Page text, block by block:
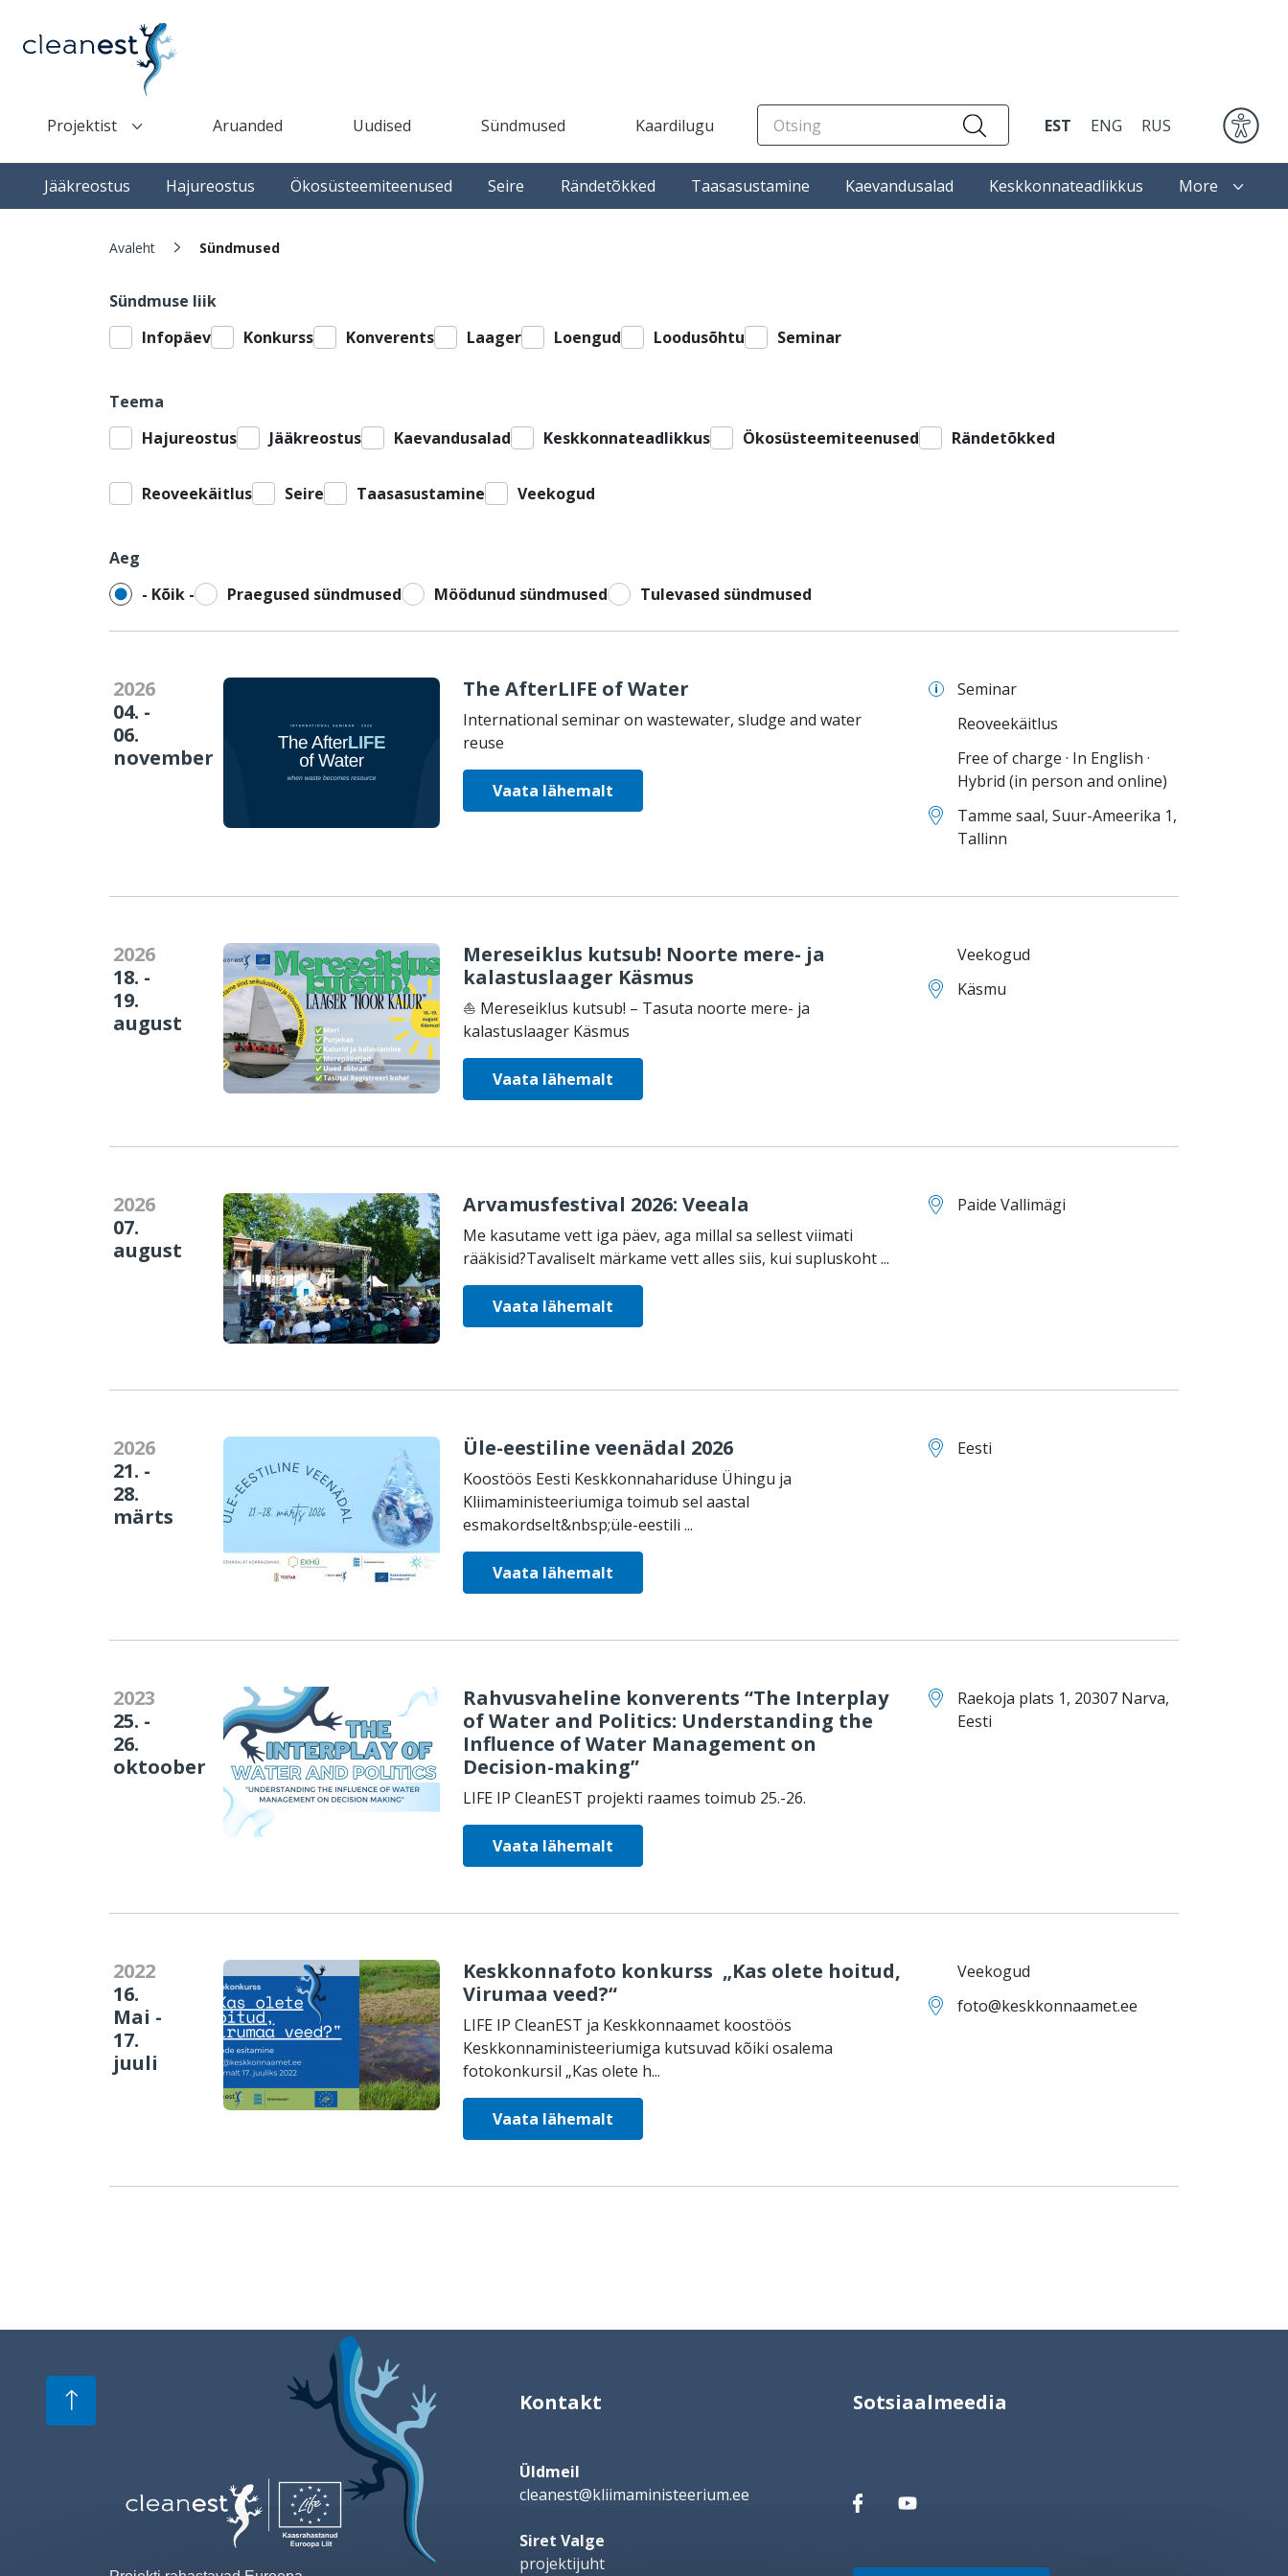
Top navigation(desktop)
Projektist Aruanded Uudised Sündmused Kaardilugu EST ENG RUS
Top navigation(mobile)
Jääkreostus Hajureostus Ökosüsteemiteenused Seire Rändetõkked Taasasustamine Kaevandusalad Keskkonnateadlikkus More
Leivapuru
Avaleht Sündmused
Sündmuse liik
Infopäev
Konkurss Konverents Laager Loengud Loodusõhtu Seminar
Teema
Hajureostus
Jääkreostus Kaevandusalad Keskkonnateadlikkus Ökosüsteemiteenused Rändetõkked
Reoveekäitlus Seire Taasasustamine Veekogud
Aeg
- Kõik -
Praegused sündmused Möödunud sündmused Tulevased sündmused
2026
04. -
06.
november
The AfterLIFE of Water
International seminar on wastewater, sludge and water
reuse
Vaata lähemalt
Seminar
Reoveekäitlus
Free of charge · In English ·
Hybrid (in person and online)
Tamme saal, Suur-Ameerika 1,
Tallinn
2026
18. -
19.
august
Mereseiklus kutsub! Noorte mere- ja
kalastuslaager Käsmus
⛵ Mereseiklus kutsub! – Tasuta noorte mere- ja
kalastuslaager Käsmus
Vaata lähemalt
Veekogud
Käsmu
2026
07.
august
Arvamusfestival 2026: Veeala
Me kasutame vett iga päev, aga millal sa sellest viimati
rääkisid?Tavaliselt märkame vett alles siis, kui supluskoht ...
Vaata lähemalt
Paide Vallimägi
2026
21. -
28.
märts
Üle-eestiline veenädal 2026
Koostöös Eesti Keskkonnahariduse Ühingu ja
Kliimaministeeriumiga toimub sel aastal
esmakordselt&nbsp;üle-eestili ...
Vaata lähemalt
Eesti
2023
25. -
26.
oktoober
Rahvusvaheline konverents “The Interplay
of Water and Politics: Understanding the
Influence of Water Management on
Decision-making”
LIFE IP CleanEST projekti raames toimub 25.-26.
Vaata lähemalt
Raekoja plats 1, 20307 Narva,
Eesti
2022
16.
Mai -
17.
juuli
Keskkonnafoto konkurss „Kas olete hoitud,
Virumaa veed?“
LIFE IP CleanEST ja Keskkonnaamet koostöös
Keskkonnaministeeriumiga kutsuvad kõiki osalema
fotokonkursil „Kas olete h...
Vaata lähemalt
Veekogud
foto@keskkonnaamet.ee
Kontakt
Üldmeil
cleanest@kliimaministeerium.ee
Siret Valge
projektijuht
Sotsiaalmeedia